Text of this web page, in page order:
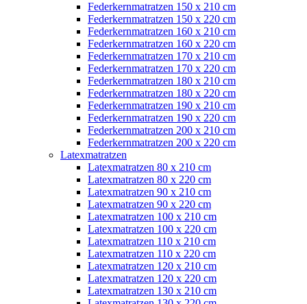
Federkernmatratzen 150 x 210 cm
Federkernmatratzen 150 x 220 cm
Federkernmatratzen 160 x 210 cm
Federkernmatratzen 160 x 220 cm
Federkernmatratzen 170 x 210 cm
Federkernmatratzen 170 x 220 cm
Federkernmatratzen 180 x 210 cm
Federkernmatratzen 180 x 220 cm
Federkernmatratzen 190 x 210 cm
Federkernmatratzen 190 x 220 cm
Federkernmatratzen 200 x 210 cm
Federkernmatratzen 200 x 220 cm
Latexmatratzen
Latexmatratzen 80 x 210 cm
Latexmatratzen 80 x 220 cm
Latexmatratzen 90 x 210 cm
Latexmatratzen 90 x 220 cm
Latexmatratzen 100 x 210 cm
Latexmatratzen 100 x 220 cm
Latexmatratzen 110 x 210 cm
Latexmatratzen 110 x 220 cm
Latexmatratzen 120 x 210 cm
Latexmatratzen 120 x 220 cm
Latexmatratzen 130 x 210 cm